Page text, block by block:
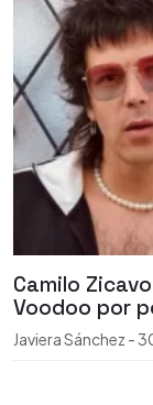
Camilo
Voodoo por
Javiera Sánchez -